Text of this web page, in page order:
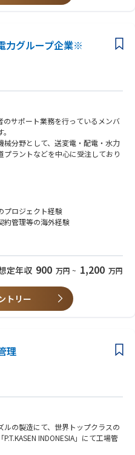
力グループ企業※
サポート業務を行っているメンバ
分野として、送変電・配電・水力
ラントなどを中心に受注しており
電力土木・地質・上水道・下水道
頂きます。
プロジェクト経験
約管理等の海外経験
経験者
定年収 900 万円 ~ 1,200 万円
トリー
理
の製造にて、世界トップクラスの
INDONESIA」にて工場管